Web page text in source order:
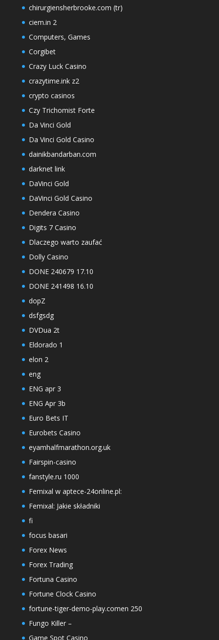
chirurgiensherbrooke.com (tr)
ciem.in 2
Computers, Games
Corgibet
Crazy Luck Casino
crazytime.ink z2
crypto casinos
Czy Trichomist Forte
Da Vinci Gold
Da Vinci Gold Casino
dainikbandarban.com
darknet link
DaVinci Gold
DaVinci Gold Casino
Dendera Casino
Digits 7 Casino
Dlaczego warto zaufać
Dolly Casino
DONE 240679 17.10
DONE 241498 16.10
dopZ
dsfgsdg
DVDua 2t
Eldorado 1
elon 2
eng
ENG apr 3
ENG Apr 3b
Euro Bets IT
Eurobets Casino
eyamhalfmarathon.org.uk
Fairspin-casino
fanstyle.ru 1000
Femixal w aptece-24online.pl:
Femixal: Jakie składniki
fi
focus basari
Forex News
Forex Trading
Fortuna Casino
Fortune Clock Casino
fortune-tiger-demo-play.comen 250
Fungo Killer –
Game Spot Casino